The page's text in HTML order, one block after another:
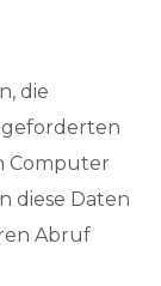
die
Computer
diese Daten
Abruf